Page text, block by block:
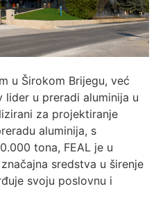
u Širokom Brijegu, već
u preradi aluminija u
za projektiranje
aluminija, s
tona, FEAL je u
sredstva u širenje
svoju poslovnu i